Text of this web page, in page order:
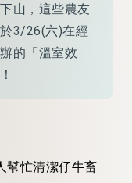
山，這些農友
3/26(六)在經
的「溫室效
幫忙清潔仔牛畜